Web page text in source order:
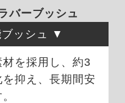
バーブッシュ
ッシュ
を採用し、約3
抑え、長期間安